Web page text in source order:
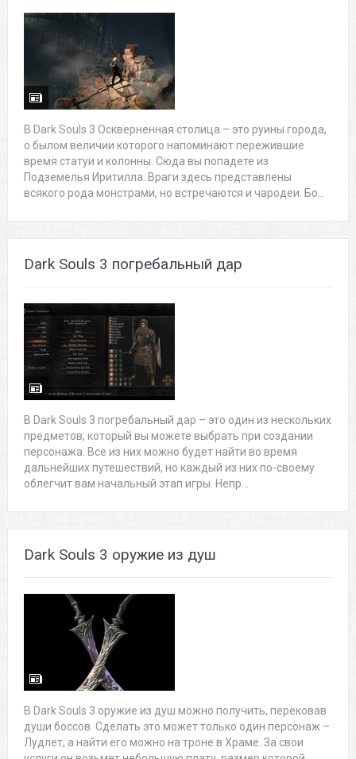
В Dark Souls 3 Оскверненная столица – это руины города,
о былом величии которого напоминают пережившие
время статуи и колонны. Сюда вы попадете из
Подземелья Иритилла. Враги здесь представлены
всякого рода монстрами, но встречаются и чародеи. Бо...
Dark Souls 3 погребальный дар
В Dark Souls 3 погребальный дар – это один из нескольких
предметов, который вы можете выбрать при создании
персонажа. Все из них можно будет найти во время
дальнейших путешествий, но каждый из них по-своему
облегчит вам начальный этап игры. Непр...
Dark Souls 3 оружие из душ
В Dark Souls 3 оружие из душ можно получить, перековав
души боссов. Сделать это может только один персонаж –
Лудлет, а найти его можно на троне в Храме. За свои